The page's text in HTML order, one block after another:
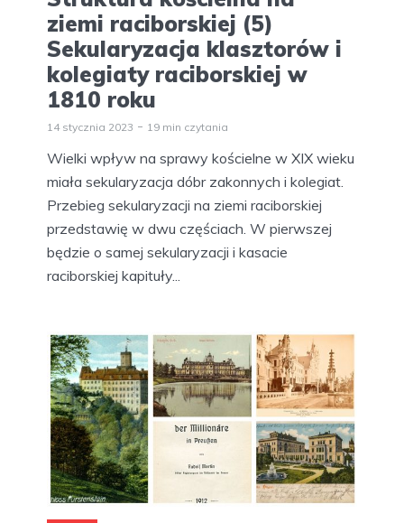
ziemi raciborskiej (5)
Sekularyzacja klasztorów i
kolegiaty raciborskiej w
1810 roku
14 stycznia 2023 19 min czytania
Wielki wpływ na sprawy kościelne w XIX wieku
miała sekularyzacja dóbr zakonnych i kolegiat.
Przebieg sekularyzacji na ziemi raciborskiej
przedstawię w dwu częściach. W pierwszej
będzie o samej sekularyzacji i kasacie
raciborskiej kapituły...